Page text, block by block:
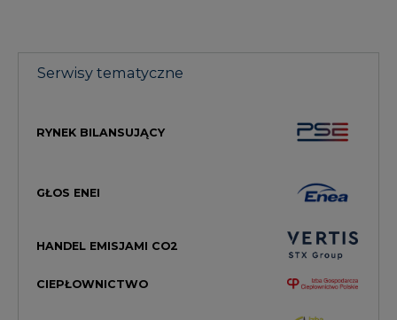
Serwisy tematyczne
RYNEK BILANSUJĄCY
GŁOS ENEI
HANDEL EMISJAMI CO2
CIEPŁOWNICTWO